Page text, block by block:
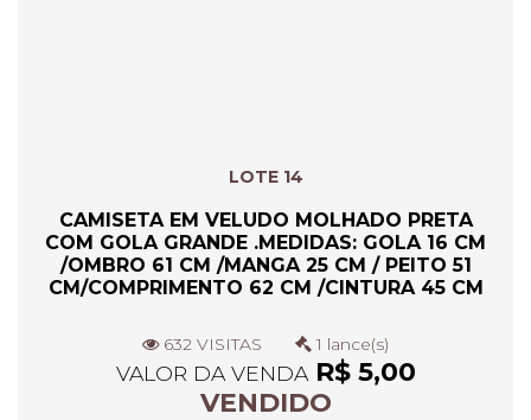
LOTE 14
CAMISETA EM VELUDO MOLHADO PRETA
COM GOLA GRANDE .MEDIDAS: GOLA 16 CM
/OMBRO 61 CM /MANGA 25 CM / PEITO 51
CM/COMPRIMENTO 62 CM /CINTURA 45 CM
632 VISITAS 1 lance(s)
VALOR DA VENDAR$ 5,00
VENDIDO